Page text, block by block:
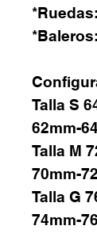
Talla S
62mm-
Talla M
70mm-
Talla G
74mm-